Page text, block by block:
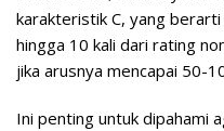
karakteristik C, yang
hingga 10 kali dari rating
jika arusnya mencapai 50-
Ini penting untuk dipahami